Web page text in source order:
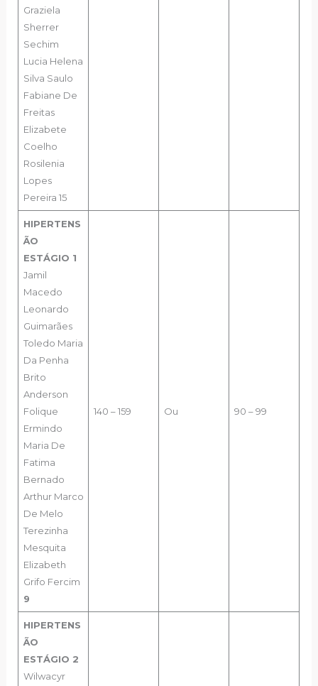
Graziela
Sherrer
Sechim
Lucia Helena
Silva Saulo
Fabiane De
Freitas
Elizabete
Coelho
Rosilenia
Lopes
Pereira 15
HIPERTENS
ÃO
ESTÁGIO 1
Jamil
Macedo
Leonardo
Guimarães
Toledo Maria
Da Penha
Brito
Anderson
Folique
Ermindo
Maria De
Fatima
Bernado
Arthur Marco
De Melo
Terezinha
Mesquita
Elizabeth
Grifo Fercim
9
140 – 159 Ou 90 – 99
HIPERTENS
ÃO
ESTÁGIO 2
Wilwacyr